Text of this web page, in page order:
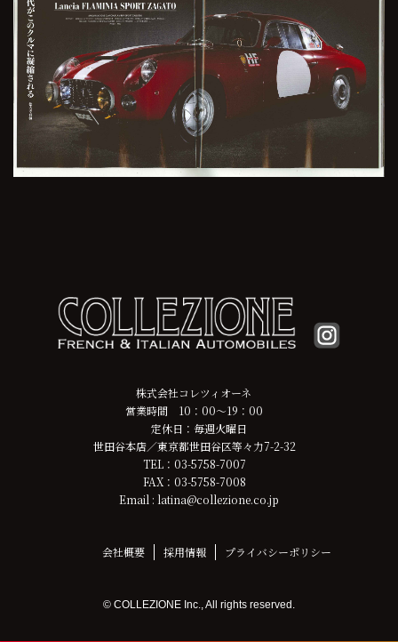
株式会社コレツィオーネ
営業時間 10：00～19：00
定休日：毎週火曜日
世田谷本店／東京都世田谷区等々力7-2-32
TEL：03-5758-7007
FAX：03-5758-7008
Email : latina@collezione.co.jp
会社概要 採用情報 プライバシーポリシー
© COLLEZIONE Inc., All rights reserved.